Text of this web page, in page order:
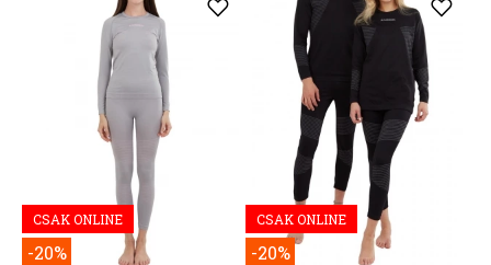
CSAK ONLINE
-20%
CSAK ONLINE
-20%